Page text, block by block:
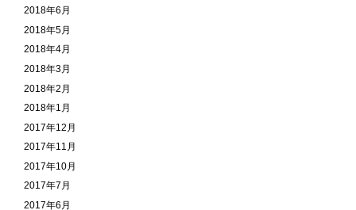
2018年6月
2018年5月
2018年4月
2018年3月
2018年2月
2018年1月
2017年12月
2017年11月
2017年10月
2017年7月
2017年6月